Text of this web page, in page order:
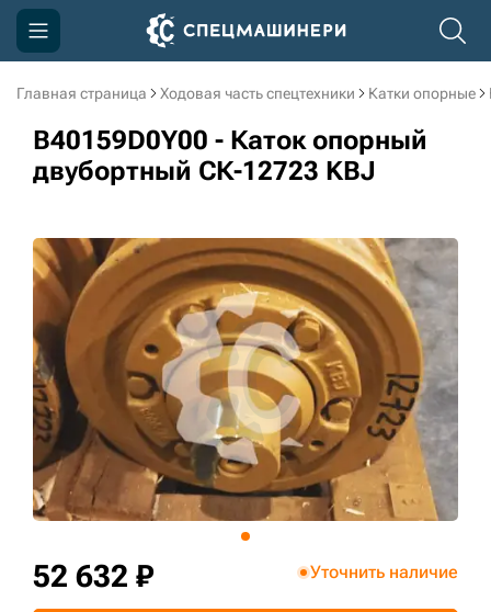
Главная страница Ходовая часть спецтехники Катки опорные
B40159D0Y00 - Каток опорный
двубортный СК-12723 KBJ
52 632 ₽ Уточнить наличие
Компания
Акции
Информация
Контакты
3D тур по производству
3D тур по складам
sksale@skdst.ru
+7 (499) 394-50-93